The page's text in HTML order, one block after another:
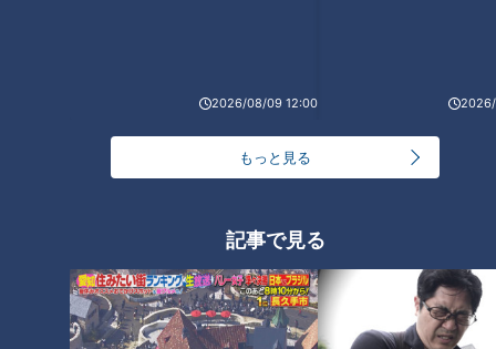
2026/08/09 12:00
もっと見る
記事で見る
問SP【後編】
10人大家族の脅威の節約術！